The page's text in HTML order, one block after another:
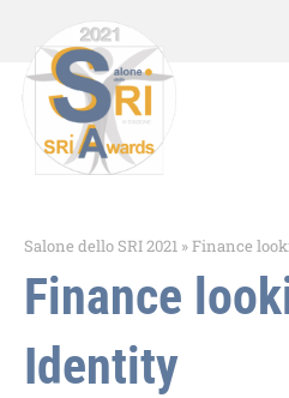
Salone dello SRI 2021 »Finance
Finance
Identity